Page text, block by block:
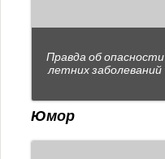
Правда об опасности
летних заболеваний
Юмор